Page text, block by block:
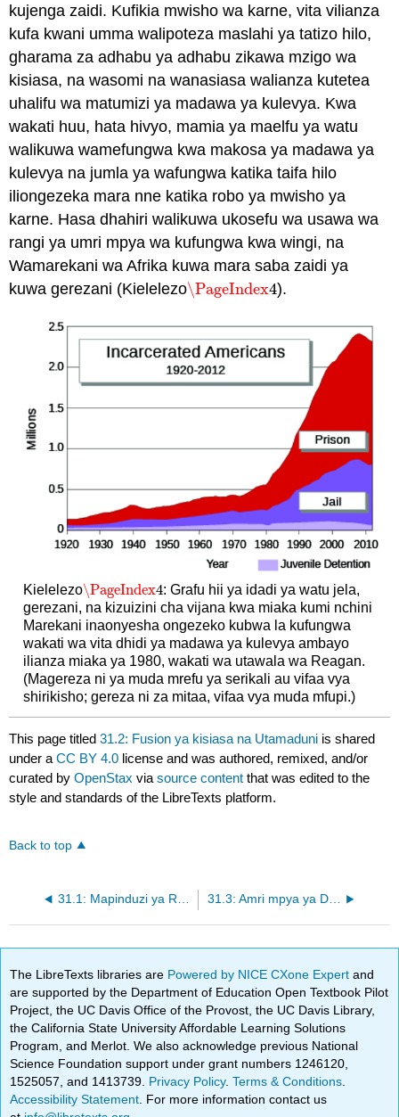
kujenga zaidi. Kufikia mwisho wa karne, vita vilianza
kufa kwani umma walipoteza maslahi ya tatizo hilo,
gharama za adhabu ya adhabu zikawa mzigo wa
kisiasa, na wasomi na wanasiasa walianza kutetea
uhalifu wa matumizi ya madawa ya kulevya. Kwa
wakati huu, hata hivyo, mamia ya maelfu ya watu
walikuwa wamefungwa kwa makosa ya madawa ya
kulevya na jumla ya wafungwa katika taifa hilo
iliongezeka mara nne katika robo ya mwisho ya
karne. Hasa dhahiri walikuwa ukosefu wa usawa wa
rangi ya umri mpya wa kufungwa kwa wingi, na
Wamarekani wa Afrika kuwa mara saba zaidi ya
kuwa gerezani (Kielelezo\PageIndex4
\PageIndex4).
Kielelezo\PageIndex4
\PageIndex4: Grafu hii ya idadi ya watu jela,
gerezani, na kizuizini cha vijana kwa miaka kumi nchini
Marekani inaonyesha ongezeko kubwa la kufungwa
wakati wa vita dhidi ya madawa ya kulevya ambayo
ilianza miaka ya 1980, wakati wa utawala wa Reagan.
(Magereza ni ya muda mrefu ya serikali au vifaa vya
shirikisho; gereza ni za mitaa, vifaa vya muda mfupi.)
This page titled31.2: Fusion ya kisiasa na Utamaduni is shared
under aCC BY 4.0 license and was authored, remixed, and/or
curated byOpenStax viasource content that was edited to the
style and standards of the LibreTexts platform.
Back to top
31.1: Mapinduzi ya Reagan 31.3: Amri mpya ya Dunia
The LibreTexts libraries are Powered by NICE CXone Expertand
are supported by the Department of Education Open Textbook Pilot
Project, the UC Davis Office of the Provost, the UC Davis Library,
the California State University Affordable Learning Solutions
Program, and Merlot. We also acknowledge previous National
Science Foundation support under grant numbers 1246120,
1525057, and 1413739. Privacy Policy.Terms & Conditions
Accessibility Statement . For more information contact us